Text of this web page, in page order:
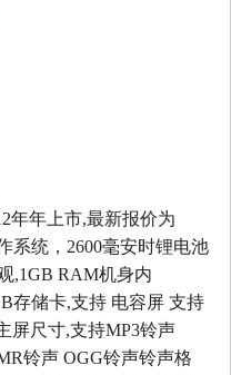
年年上市,最新报价为
系统，2600毫安时锂电池
,1GB RAM机身内
存储卡,支持 电容屏 支持
屏尺寸,支持MP3铃声
铃声 OGG铃声铃声格